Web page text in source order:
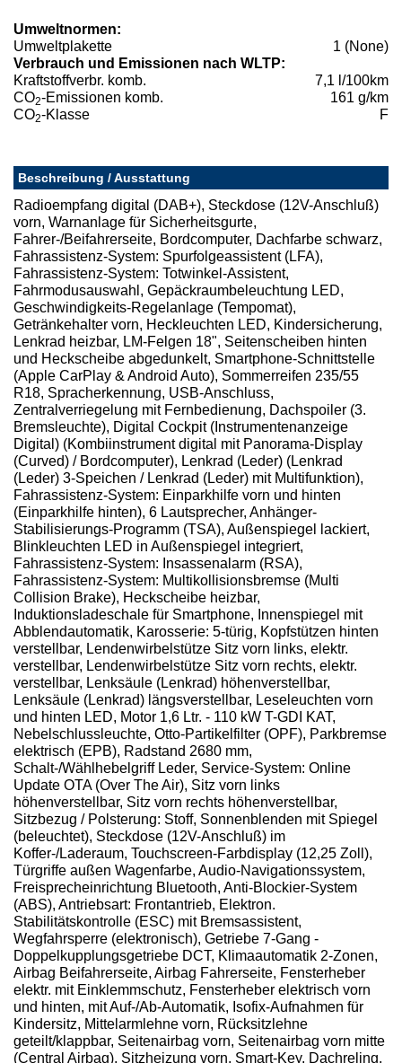
Umweltnormen:
Umweltplakette
1 (None)
Verbrauch und Emissionen nach WLTP:
Kraftstoffverbr. komb.
7,1 l/100km
CO2-Emissionen komb.
161 g/km
CO2-Klasse F
Beschreibung / Ausstattung
Radioempfang digital (DAB+), Steckdose (12V-Anschluß)
vorn, Warnanlage für Sicherheitsgurte,
Fahrer-/Beifahrerseite, Bordcomputer, Dachfarbe schwarz,
Fahrassistenz-System: Spurfolgeassistent (LFA),
Fahrassistenz-System: Totwinkel-Assistent,
Fahrmodusauswahl, Gepäckraumbeleuchtung LED,
Geschwindigkeits-Regelanlage (Tempomat),
Getränkehalter vorn, Heckleuchten LED, Kindersicherung,
Lenkrad heizbar, LM-Felgen 18", Seitenscheiben hinten
und Heckscheibe abgedunkelt, Smartphone-Schnittstelle
(Apple CarPlay & Android Auto), Sommerreifen 235/55
R18, Spracherkennung, USB-Anschluss,
Zentralverriegelung mit Fernbedienung, Dachspoiler (3.
Bremsleuchte), Digital Cockpit (Instrumentenanzeige
Digital) (Kombiinstrument digital mit Panorama-Display
(Curved) / Bordcomputer), Lenkrad (Leder) (Lenkrad
(Leder) 3-Speichen / Lenkrad (Leder) mit Multifunktion),
Fahrassistenz-System: Einparkhilfe vorn und hinten
(Einparkhilfe hinten), 6 Lautsprecher, Anhänger-
Stabilisierungs-Programm (TSA), Außenspiegel lackiert,
Blinkleuchten LED in Außenspiegel integriert,
Fahrassistenz-System: Insassenalarm (RSA),
Fahrassistenz-System: Multikollisionsbremse (Multi
Collision Brake), Heckscheibe heizbar,
Induktionsladeschale für Smartphone, Innenspiegel mit
Abblendautomatik, Karosserie: 5-türig, Kopfstützen hinten
verstellbar, Lendenwirbelstütze Sitz vorn links, elektr.
verstellbar, Lendenwirbelstütze Sitz vorn rechts, elektr.
verstellbar, Lenksäule (Lenkrad) höhenverstellbar,
Lenksäule (Lenkrad) längsverstellbar, Leseleuchten vorn
und hinten LED, Motor 1,6 Ltr. - 110 kW T-GDI KAT,
Nebelschlussleuchte, Otto-Partikelfilter (OPF), Parkbremse
elektrisch (EPB), Radstand 2680 mm,
Schalt-/Wählhebelgriff Leder, Service-System: Online
Update OTA (Over The Air), Sitz vorn links
höhenverstellbar, Sitz vorn rechts höhenverstellbar,
Sitzbezug / Polsterung: Stoff, Sonnenblenden mit Spiegel
(beleuchtet), Steckdose (12V-Anschluß) im
Koffer-/Laderaum, Touchscreen-Farbdisplay (12,25 Zoll),
Türgriffe außen Wagenfarbe, Audio-Navigationssystem,
Freisprecheinrichtung Bluetooth, Anti-Blockier-System
(ABS), Antriebsart: Frontantrieb, Elektron.
Stabilitätskontrolle (ESC) mit Bremsassistent,
Wegfahrsperre (elektronisch), Getriebe 7-Gang -
Doppelkupplungsgetriebe DCT, Klimaautomatik 2-Zonen,
Airbag Beifahrerseite, Airbag Fahrerseite, Fensterheber
elektr. mit Einklemmschutz, Fensterheber elektrisch vorn
und hinten, mit Auf-/Ab-Automatik, Isofix-Aufnahmen für
Kindersitz, Mittelarmlehne vorn, Rücksitzlehne
geteilt/klappbar, Seitenairbag vorn, Seitenairbag vorn mitte
(Central Airbag), Sitzheizung vorn, Smart-Key, Dachreling,